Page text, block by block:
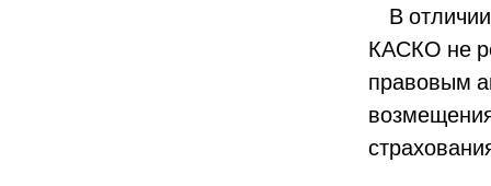
В
КАСКО не
правовым